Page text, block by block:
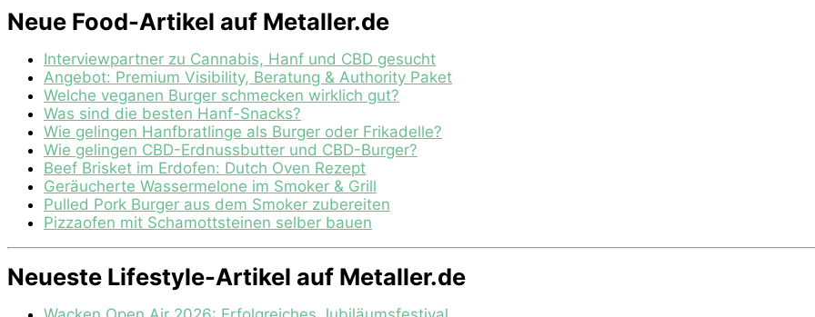
Neue Food-Artikel auf Metaller.de
Interviewpartner zu Cannabis, Hanf und CBD gesucht
Angebot: Premium Visibility, Beratung & Authority Paket
Welche veganen Burger schmecken wirklich gut?
Was sind die besten Hanf-Snacks?
Wie gelingen Hanfbratlinge als Burger oder Frikadelle?
Wie gelingen CBD-Erdnussbutter und CBD-Burger?
Beef Brisket im Erdofen: Dutch Oven Rezept
Geräucherte Wassermelone im Smoker & Grill
Pulled Pork Burger aus dem Smoker zubereiten
Pizzaofen mit Schamottsteinen selber bauen
Neueste Lifestyle-Artikel auf Metaller.de